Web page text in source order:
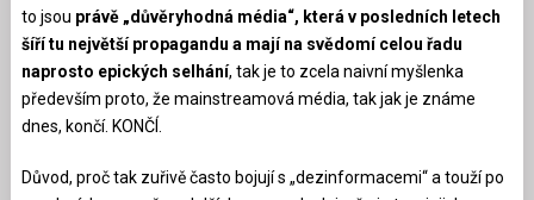
to jsou právě „důvěryhodná média“, která v posledních letech
šíří tu největší propagandu a mají na svědomí celou řadu
naprosto epických selhání, tak je to zcela naivní myšlenka
především proto, že mainstreamová média, tak jak je známe
dnes, končí. KONČÍ.
Důvod, proč tak zuřivě často bojují s „dezinformacemi“ a touží po